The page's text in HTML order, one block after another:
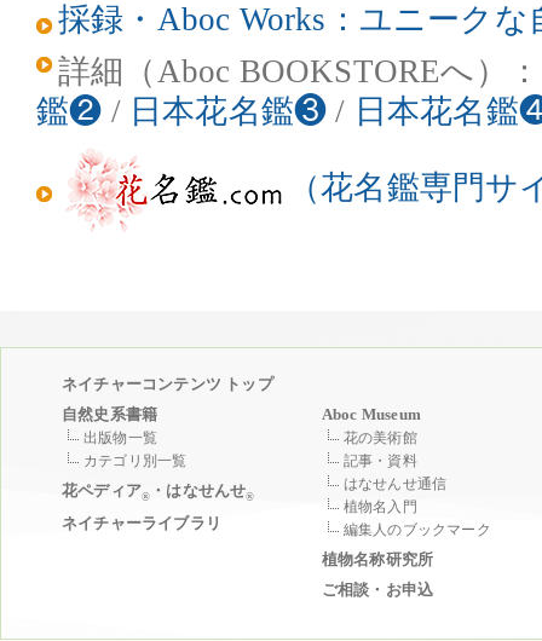
採録・Aboc Works：ユニーク
詳細（Aboc BOOKSTOREへ）
鑑❷ / 日本花名鑑❸ / 日本花名鑑
（花名鑑専門サ
ネイチャーコンテンツ トップ
自然史系書籍
出版物一覧
カテゴリ別一覧
花ペディア® ・はなせんせ®
ネイチャーライブラリ
Aboc Museum
花の美術館
記事・資料
はなせんせ通信
植物名入門
編集人のブックマーク
植物名称研究所
ご相談・お申込